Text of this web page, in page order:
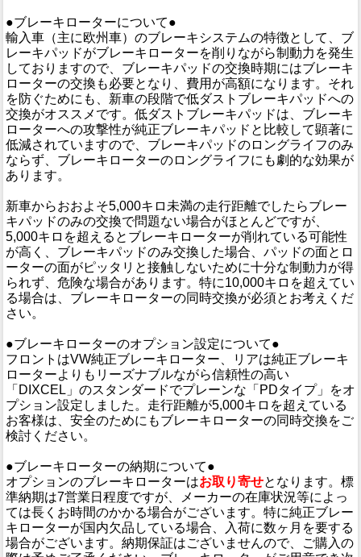
●ブレーキローターについて●
輸入車（主に欧州車）のブレーキシステムの特徴として、ブ
レーキパッドがブレーキローターを削りながら制動力を発生
しておりますので、ブレーキパッドの交換時期にはブレーキ
ローターの交換も必要となり、費用が高額になります。それ
を防ぐためにも、新車の段階で低ダストブレーキパッドへの
交換がオススメです。低ダストブレーキパッドは、ブレーキ
ローターへの攻撃性が純正ブレーキパッドと比較して顕著に
低減されていますので、ブレーキパッドのロングライフのみ
ならず、ブレーキローターのロングライフにも劇的な効果が
あります。
新車からおおよそ5,000キロ未満の走行距離でしたらブレー
キパッドのみの交換で問題ない場合がほとんどですが、
5,000キロを超えるとブレーキローターが削れている可能性
が高く、ブレーキパッドのみ交換した場合、パッドの面とロ
ーターの面がピッタリと接触しないために十分な制動力が得
られず、危険な場合があります。特に10,000キロを超えてい
る場合は、ブレーキローターの同時交換が必須とお考えくだ
さい。
●ブレーキローターのオプション設定について●
フロントはVW純正ブレーキローター、リアは純正ブレーキ
ローターよりもリーズナブルながら信頼性の高い
「DIXCEL」のスタンダードでプレーンな「PDタイプ」をオ
プション設定しました。走行距離が5,000キロを超えている
お客様は、安全のためにもブレーキローターの同時交換をご
検討ください。
●ブレーキローターの納期について●
オプションのブレーキローターはお取り寄せとなります。標
準納期は7営業日程度ですが、メーカーの在庫状況等によっ
ては長くお時間のかかる場合がございます。特に純正ブレー
キローターが国内欠品している場合、入荷に数ヶ月を要する
場合がございます。納期保証はございませんので、ご購入の